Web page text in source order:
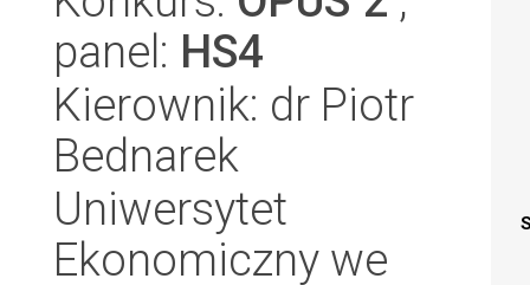
panel: HS4
Kierownik: dr Piotr
Bednarek
Uniwersytet
Ekonomiczny we